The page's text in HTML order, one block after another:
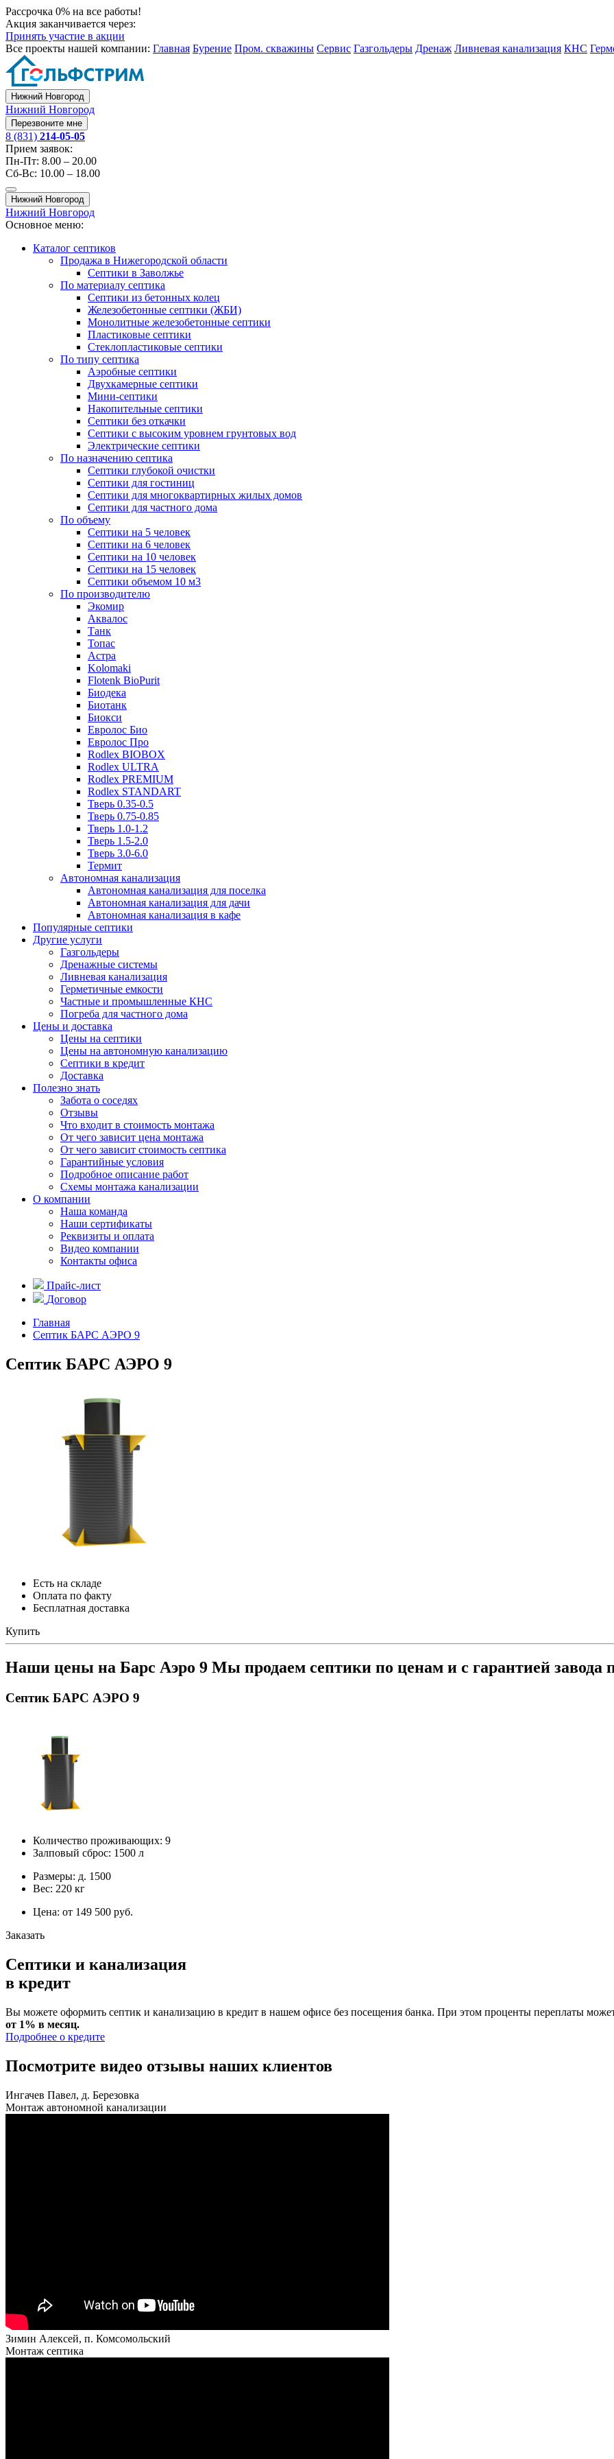
Рассрочка 0% на все работы!
Акция заканчивается через:
Принять участие в акции
Все проекты нашей компании: Главная Бурение Пром. скважины Сервис Газгольдеры Дренаж Ливневая канализация КНС
Нижний Новгород
Нижний Новгород
Перезвоните мне
8 (831) 214-05-05
Прием заявок:
Пн-Пт: 8.00 – 20.00
Сб-Вс: 10.00 – 18.00
Нижний Новгород
Нижний Новгород
Основное меню:
Каталог септиков
Продажа в Нижегородской области
Септики в Заволжье
По материалу септика
Септики из бетонных колец
Железобетонные септики (ЖБИ)
Монолитные железобетонные септики
Пластиковые септики
Стеклопластиковые септики
По типу септика
Аэробные септики
Двухкамерные септики
Мини-септики
Накопительные септики
Септики без откачки
Септики с высоким уровнем грунтовых вод
Электрические септики
По назначению септика
Септики глубокой очистки
Септики для гостиниц
Септики для многоквартирных жилых домов
Септики для частного дома
По объему
Септики на 5 человек
Септики на 6 человек
Септики на 10 человек
Септики на 15 человек
Септики объемом 10 м3
По производителю
Экомир
Аквалос
Танк
Топас
Астра
Kolomaki
Flotenk BioPurit
Биодека
Биотанк
Биокси
Евролос Био
Евролос Про
Rodlex BIOBOX
Rodlex ULTRA
Rodlex PREMIUM
Rodlex STANDART
Тверь 0.35-0.5
Тверь 0.75-0.85
Тверь 1.0-1.2
Тверь 1.5-2.0
Тверь 3.0-6.0
Термит
Автономная канализация
Автономная канализация для поселка
Автономная канализация для дачи
Автономная канализация в кафе
Популярные септики
Другие услуги
Газгольдеры
Дренажные системы
Ливневая канализация
Герметичные емкости
Частные и промышленные КНС
Погреба для частного дома
Цены и доставка
Цены на септики
Цены на автономную канализацию
Септики в кредит
Доставка
Полезно знать
Забота о соседях
Отзывы
Что входит в стоимость монтажа
От чего зависит цена монтажа
От чего зависит стоимость септика
Гарантийные условия
Подробное описание работ
Схемы монтажа канализации
О компании
Наша команда
Наши сертификаты
Реквизиты и оплата
Видео компании
Контакты офиса
Прайс-лист
Договор
Главная
Септик БАРС АЭРО 9
Септик БАРС АЭРО 9
Есть на складе
Оплата по факту
Бесплатная доставка
Купить
Наши цены на Барс Аэро 9 Мы продаем септики по ценам и с гарантией завода
Септик БАРС АЭРО 9
Количество проживающих: 9
Залповый сброс: 1500 л
Размеры: д. 1500
Вес: 220 кг
Цена: от 149 500 руб.
Заказать
Септики и канализация
в кредит
Вы можете оформить септик и канализацию в кредит в нашем офисе без посещения банка. При этом проценты переплаты может
от 1% в месяц.
Подробнее о кредите
Посмотрите видео отзывы наших клиентов
Ингачев Павел, д. Березовка
Монтаж автономной канализации
Зимин Алексей, п. Комсомольский
Монтаж септика